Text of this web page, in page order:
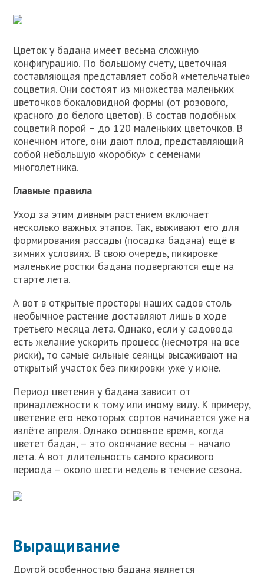
Цветок у бадана имеет весьма сложную
конфигурацию. По большому счету, цветочная
составляющая представляет собой «метельчатые»
соцветия. Они состоят из множества маленьких
цветочков бокаловидной формы (от розового,
красного до белого цветов). В состав подобных
соцветий порой – до 120 маленьких цветочков. В
конечном итоге, они дают плод, представляющий
собой небольшую «коробку» с семенами
многолетника.
Главные правила
Уход за этим дивным растением включает
несколько важных этапов. Так, выживают его для
формирования рассады (посадка бадана) ещё в
зимних условиях. В свою очередь, пикировке
маленькие ростки бадана подвергаются ещё на
старте лета.
А вот в открытые просторы наших садов столь
необычное растение доставляют лишь в ходе
третьего месяца лета. Однако, если у садовода
есть желание ускорить процесс (несмотря на все
риски), то самые сильные сеянцы высаживают на
открытый участок без пикировки уже у июне.
Период цветения у бадана зависит от
принадлежности к тому или иному виду. К примеру,
цветение его некоторых сортов начинается уже на
излёте апреля. Однако основное время, когда
цветет бадан, – это окончание весны – начало
лета. А вот длительность самого красивого
периода – около шести недель в течение сезона.
Выращивание
Другой особенностью бадана является